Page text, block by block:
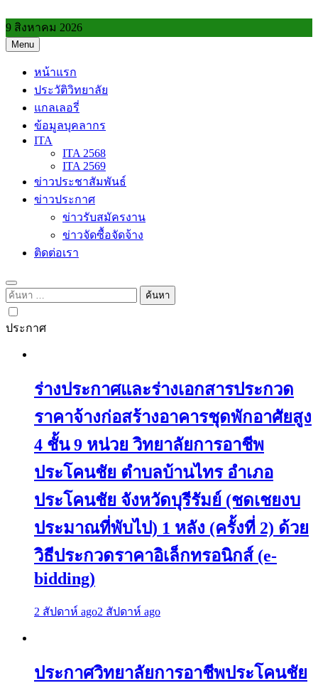
to
content
9 สิงหาคม 2026
Menu
หน้าแรก
ประวัติวิทยาลัย
แกลเลอรี่
ข้อมูลบุคลากร
ITA
ITA 2568
ITA 2569
ข่าวประชาสัมพันธ์
ข่าวประกาศ
ข่าวรับสมัครงาน
ข่าวจัดซื้อจัดจ้าง
ติดต่อเรา
ค้นหา
สำหรับ:
ประกาศ
ร่างประกาศและร่างเอกสารประกวด
ราคาจ้างก่อสร้างอาคารชุดพักอาศัยสูง
4 ชั้น 9 หน่วย วิทยาลัยการอาชีพ
ประโคนชัย ตำบลบ้านไทร อำเภอ
ประโคนชัย จังหวัดบุรีรัมย์ (ชดเชยงบ
ประมาณที่พับไป) 1 หลัง (ครั้งที่ 2) ด้วย
วิธีประกวดราคาอิเล็กทรอนิกส์ (e-
bidding)
2 สัปดาห์ ago2 สัปดาห์ ago
ประกาศวิทยาลัยการอาชีพประโคนชัย